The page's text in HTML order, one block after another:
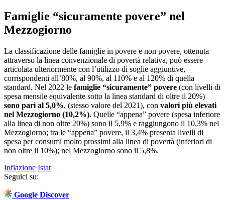
Famiglie “sicuramente povere” nel
Mezzogiorno
La classificazione delle famiglie in povere e non povere, ottenuta
attraverso la linea convenzionale di povertà relativa, può essere
articolata ulteriormente con l’utilizzo di soglie aggiuntive,
corrispondenti all’80%, al 90%, al 110% e al 120% di quella
standard. Nel 2022 le famiglie “sicuramente” povere (con livelli di
spesa mensile equivalente sotto la linea standard di oltre il 20%)
sono pari al 5,0%, (stesso valore del 2021), con valori più elevati
nel Mezzogiorno (10,2%). Quelle “appena” povere (spesa inferiore
alla linea di non oltre 20%) sono il 5,9% e raggiungono il 10,3% nel
Mezzogiorno; tra le “appena” povere, il 3,4% presenta livelli di
spesa per consumi molto prossimi alla linea di povertà (inferiori di
non oltre il 10%); nel Mezzogiorno sono il 5,8%.
Inflazione Istat
Seguici su:
Google Discover